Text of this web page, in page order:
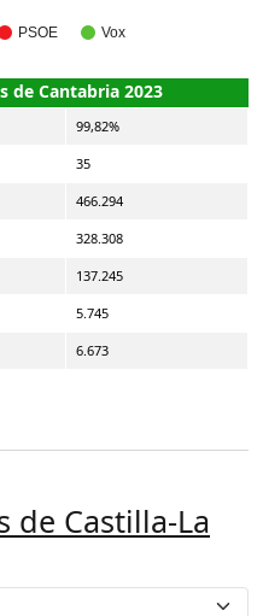
PSOE Vox
de Cantabria 2023
99,82%
35
466.294
328.308
137.245
5.745
6.673
de Castilla-La